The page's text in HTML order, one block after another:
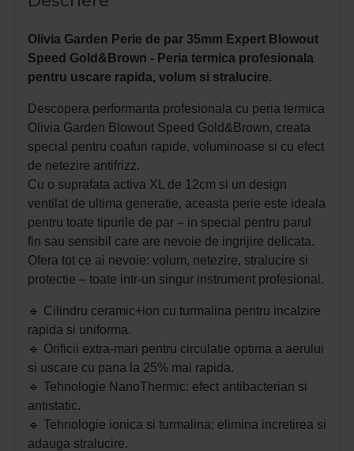
Olivia Garden Perie de par 35mm Expert Blowout
Speed Gold&Brown - Peria termica profesionala
pentru uscare rapida, volum si stralucire.
Descopera performanta profesionala cu peria termica
Olivia Garden Blowout Speed Gold&Brown, creata
special pentru coafuri rapide, voluminoase si cu efect
de netezire antifrizz.
Cu o suprafata activa XL de 12cm si un design
ventilat de ultima generatie, aceasta perie este ideala
pentru toate tipurile de par – in special pentru parul
fin sau sensibil care are nevoie de ingrijire delicata.
Ofera tot ce ai nevoie: volum, netezire, stralucire si
protectie – toate intr-un singur instrument profesional.
🔹 Cilindru ceramic+ion cu turmalina pentru incalzire
rapida si uniforma.
🔹 Orificii extra-mari pentru circulatie optima a aerului
si uscare cu pana la 25% mai rapida.
🔹 Tehnologie NanoThermic: efect antibacterian si
antistatic.
🔹 Tehnologie ionica si turmalina: elimina incretirea si
adauga stralucire.